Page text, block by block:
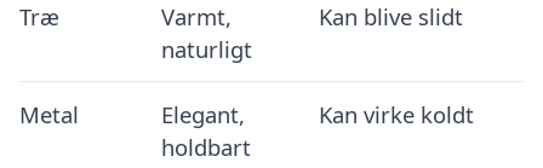
Træ
Varmt,
naturligt
Kan blive slidt
Metal
Elegant,
holdbart
Kan virke koldt